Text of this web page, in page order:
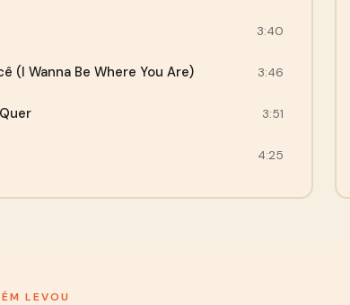
3:40
(I Wanna Be Where You Are) 3:46
3:51
4:25
LEVOU